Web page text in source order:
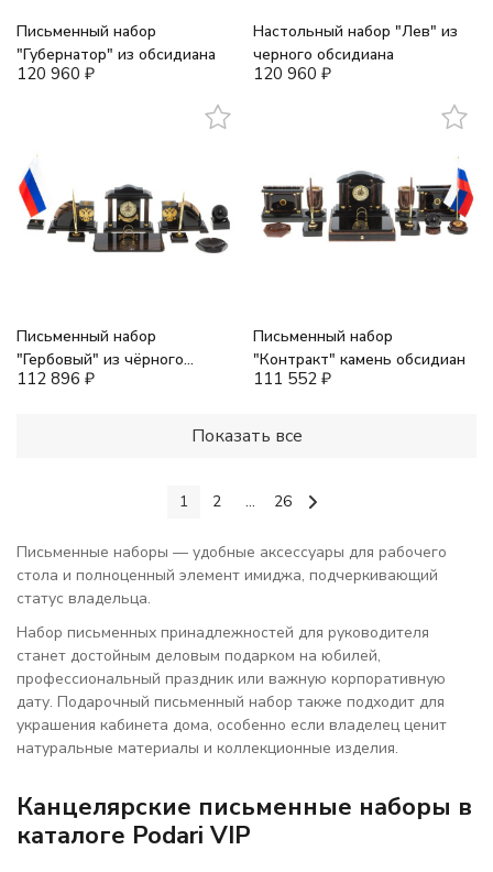
Письменный набор
"Губернатор" из обсидиана
120 960 ₽
Настольный набор "Лев" из
черного обсидиана
120 960 ₽
Письменный набор
"Гербовый" из чёрного
обсидиана
112 896 ₽
Письменный набор
"Контракт" камень обсидиан
111 552 ₽
Показать все
1 2 ... 26
Письменные наборы — удобные аксессуары для рабочего
стола и полноценный элемент имиджа, подчеркивающий
статус владельца.
Набор письменных принадлежностей для руководителя
станет достойным деловым подарком на юбилей,
профессиональный праздник или важную корпоративную
дату. Подарочный письменный набор также подходит для
украшения кабинета дома, особенно если владелец ценит
натуральные материалы и коллекционные изделия.
Канцелярские письменные наборы в
каталоге Podari VIP